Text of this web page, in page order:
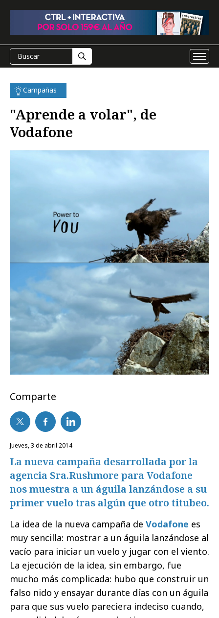
Campañas
"Aprende a volar", de
Vodafone
Comparte
jueves, 3 de abril 2014
La nueva campaña desarrollada por la
agencia Sra.Rushmore para Vodafone
nos muestra a un águila lanzándose a su
primer vuelo tras algún que otro titubeo.
La idea de la nueva campaña de Vodafone es
muy sencilla: mostrar a un águila lanzándose al
vacío para iniciar un vuelo y jugar con el viento.
La ejecución de la idea, sin embargo, fue
mucho más complicada: hubo que construir un
falso nido y ensayar durante días con un águila
para que sus vuelo pareciera indeciso cuando,